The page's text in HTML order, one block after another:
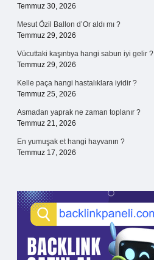
Temmuz 30, 2026
Mesut Özil Ballon d’Or aldı mı ?
Temmuz 29, 2026
Vücuttaki kaşıntıya hangi sabun iyi gelir ?
Temmuz 29, 2026
Kelle paça hangi hastalıklara iyidir ?
Temmuz 25, 2026
Asmadan yaprak ne zaman toplanır ?
Temmuz 21, 2026
En yumuşak et hangi hayvanın ?
Temmuz 17, 2026